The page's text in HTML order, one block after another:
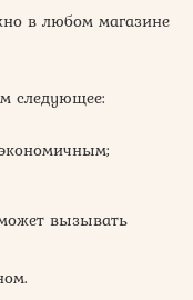
в любом магазине
следующее:
вызывать